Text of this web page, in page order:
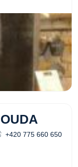
+420 775 660 650